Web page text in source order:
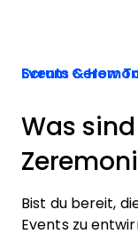
Scrum Ceremonies Explained | The 5
Was
Bist du bereit,
Events zu